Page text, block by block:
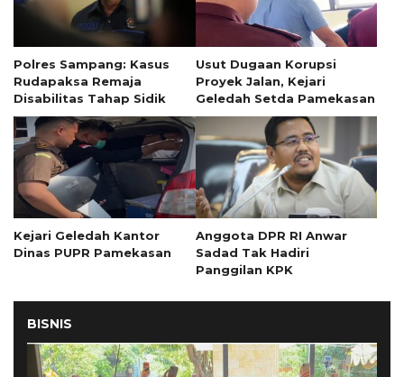
Polres Sampang: Kasus
Rudapaksa Remaja
Disabilitas Tahap Sidik
Usut Dugaan Korupsi
Proyek Jalan, Kejari
Geledah Setda Pamekasan
Kejari Geledah Kantor
Dinas PUPR Pamekasan
Anggota DPR RI Anwar
Sadad Tak Hadiri
Panggilan KPK
BISNIS